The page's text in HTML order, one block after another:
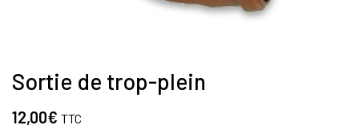
Sortie de trop-plein
12,00€ TTC